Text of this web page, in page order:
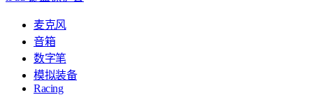
麦克风
音箱
数字笔
模拟装备
Racing